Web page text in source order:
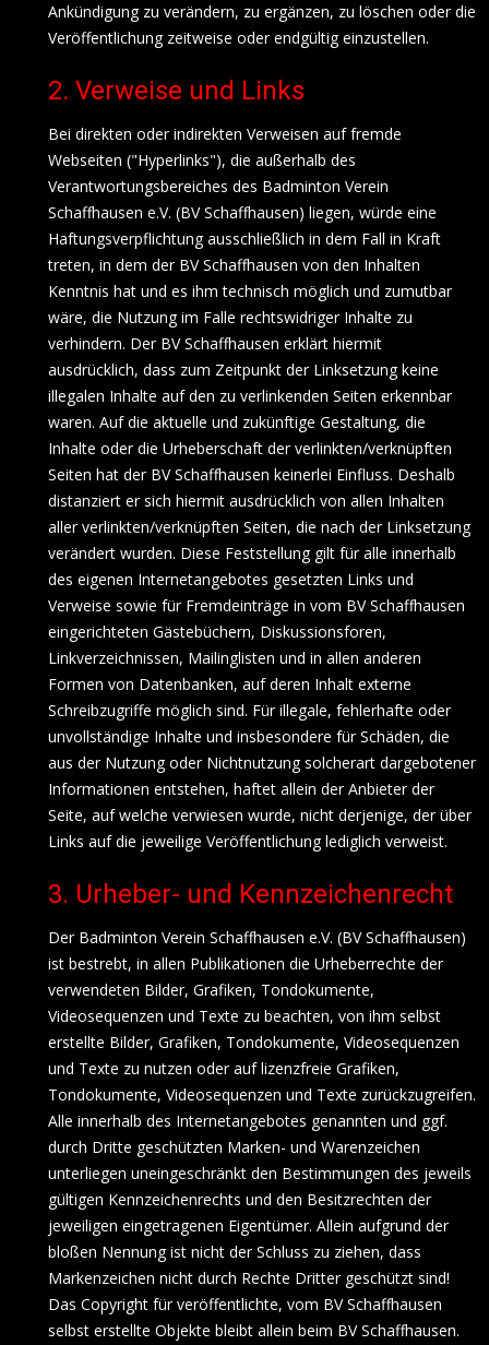
Ankündigung zu verändern, zu ergänzen, zu löschen oder die
Veröffentlichung zeitweise oder endgültig einzustellen.
2. Verweise und Links
Bei direkten oder indirekten Verweisen auf fremde
Webseiten ("Hyperlinks"), die außerhalb des
Verantwortungsbereiches des Badminton Verein
Schaffhausen e.V. (BV Schaffhausen) liegen, würde eine
Haftungsverpflichtung ausschließlich in dem Fall in Kraft
treten, in dem der BV Schaffhausen von den Inhalten
Kenntnis hat und es ihm technisch möglich und zumutbar
wäre, die Nutzung im Falle rechtswidriger Inhalte zu
verhindern. Der BV Schaffhausen erklärt hiermit
ausdrücklich, dass zum Zeitpunkt der Linksetzung keine
illegalen Inhalte auf den zu verlinkenden Seiten erkennbar
waren. Auf die aktuelle und zukünftige Gestaltung, die
Inhalte oder die Urheberschaft der verlinkten/verknüpften
Seiten hat der BV Schaffhausen keinerlei Einfluss. Deshalb
distanziert er sich hiermit ausdrücklich von allen Inhalten
aller verlinkten/verknüpften Seiten, die nach der Linksetzung
verändert wurden. Diese Feststellung gilt für alle innerhalb
des eigenen Internetangebotes gesetzten Links und
Verweise sowie für Fremdeinträge in vom BV Schaffhausen
eingerichteten Gästebüchern, Diskussionsforen,
Linkverzeichnissen, Mailinglisten und in allen anderen
Formen von Datenbanken, auf deren Inhalt externe
Schreibzugriffe möglich sind. Für illegale, fehlerhafte oder
unvollständige Inhalte und insbesondere für Schäden, die
aus der Nutzung oder Nichtnutzung solcherart dargebotener
Informationen entstehen, haftet allein der Anbieter der
Seite, auf welche verwiesen wurde, nicht derjenige, der über
Links auf die jeweilige Veröffentlichung lediglich verweist.
3. Urheber- und Kennzeichenrecht
Der Badminton Verein Schaffhausen e.V. (BV Schaffhausen)
ist bestrebt, in allen Publikationen die Urheberrechte der
verwendeten Bilder, Grafiken, Tondokumente,
Videosequenzen und Texte zu beachten, von ihm selbst
erstellte Bilder, Grafiken, Tondokumente, Videosequenzen
und Texte zu nutzen oder auf lizenzfreie Grafiken,
Tondokumente, Videosequenzen und Texte zurückzugreifen.
Alle innerhalb des Internetangebotes genannten und ggf.
durch Dritte geschützten Marken- und Warenzeichen
unterliegen uneingeschränkt den Bestimmungen des jeweils
gültigen Kennzeichenrechts und den Besitzrechten der
jeweiligen eingetragenen Eigentümer. Allein aufgrund der
bloßen Nennung ist nicht der Schluss zu ziehen, dass
Markenzeichen nicht durch Rechte Dritter geschützt sind!
Das Copyright für veröffentlichte, vom BV Schaffhausen
selbst erstellte Objekte bleibt allein beim BV Schaffhausen.